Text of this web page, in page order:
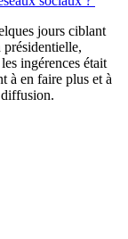
jours ciblant
présidentielle,
ingérences était
à en faire plus et à